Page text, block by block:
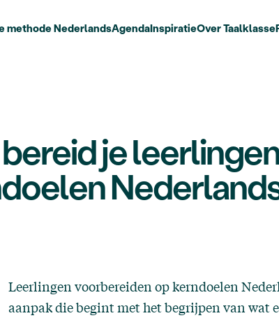
methode NederlandsAgendaInspiratieOver Taalklasse
je
Leerlingen voorbereiden op kerndoelen
aanpak die begint met het begrijpen van wat